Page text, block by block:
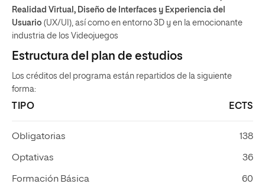
Realidad Virtual, Diseño de Interfaces y Experiencia del
Usuario (UX/UI), así como en entorno 3D y en la emocionante
industria de los Videojuegos
Estructura del plan de estudios
Los créditos del programa están repartidos de la siguiente
forma:
TIPO ECTS
Obligatorias 138
Optativas 36
Formación Básica 60